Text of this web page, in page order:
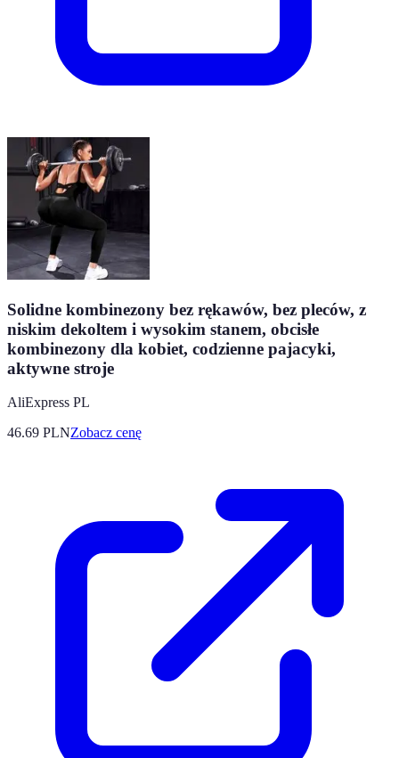
Solidne kombinezony bez rękawów, bez pleców, z
niskim dekoltem i wysokim stanem, obcisłe
kombinezony dla kobiet, codzienne pajacyki,
aktywne stroje
AliExpress PL
46.69 PLNZobacz cenę